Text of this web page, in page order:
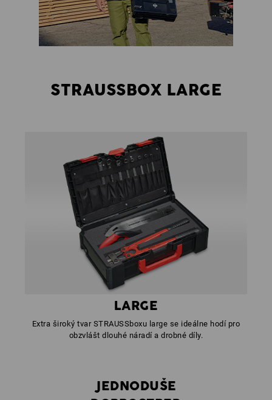
STRAUSSBOX LARGE
LARGE
Extra široký tvar STRAUSSboxu large se ideálne hodí pro
obzvlášt dlouhé náradí a drobné díly.
JEDNODUŠE